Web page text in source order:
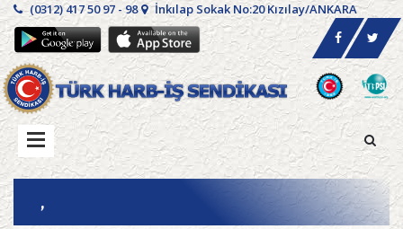
(0312) 417 50 97 - 98 İnkılap Sokak No:20 Kızılay/ANKARA
,